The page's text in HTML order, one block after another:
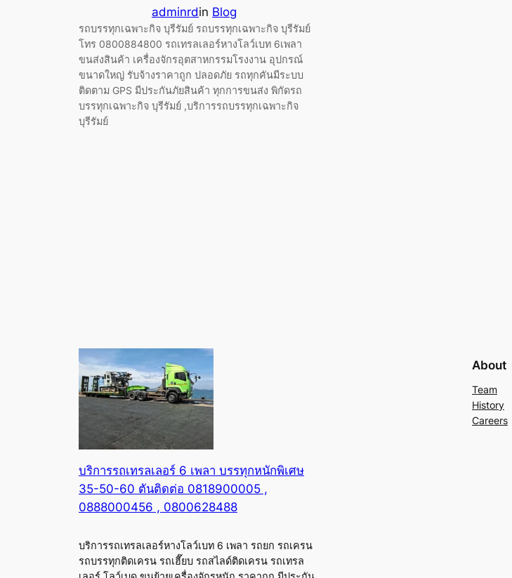
adminrdin Blog
รถบรรทุกเฉพาะกิจ บุรีรัมย์ รถบรรทุกเฉพาะกิจ บุรีรัมย์
โทร 0800884800 รถเทรลเลอร์หางโลว์เบท 6เพลา
ขนส่งสินค้า เครื่องจักรอุตสาหกรรมโรงงาน อุปกรณ์
ขนาดใหญ่ รับจ้างราคาถูก ปลอดภัย รถทุกคันมีระบบ
ติดตาม GPS มีประกันภัยสินค้า ทุกการขนส่ง พิกัดรถ
บรรทุกเฉพาะกิจ บุรีรัมย์ ,บริการรถบรรทุกเฉพาะกิจ
บุรีรัมย์
บริการรถเทรลเลอร์ 6 เพลา บรรทุกหนักพิเศษ
35-50-60 ตันติดต่อ 0818900005 ,
0888000456 , 0800628488
บริการรถเทรลเลอร์หางโลว์เบท 6 เพลา รถยก รถเครน
รถบรรทุกติดเครน รถเฮี๊ยบ รถสไลด์ติดเครน รถเทรล
About
Team
History
Careers